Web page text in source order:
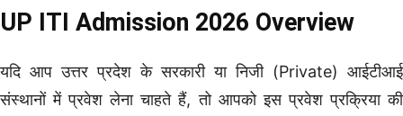
UP ITI Admission 2026 Overview
यदि आप उत्तर प्रदेश के सरकारी या निजी (Private) आईटीआई
संस्थानों में प्रवेश लेना चाहते हैं, तो आपको इस प्रवेश प्रक्रिया की